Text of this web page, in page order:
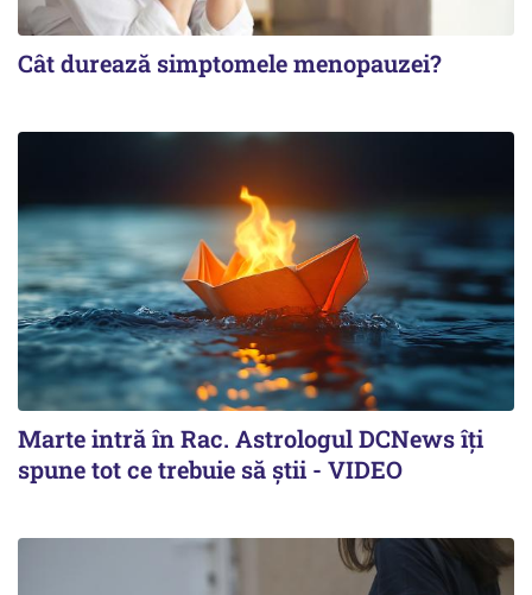
Cât durează simptomele menopauzei?
Marte intră în Rac. Astrologul DCNews îți
spune tot ce trebuie să știi - VIDEO